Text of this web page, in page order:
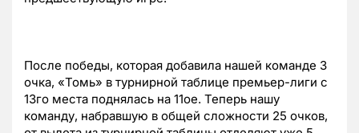
После победы, которая добавила нашей команде 3
очка, «Томь» в турнирной таблице премьер-лиги с
13го места поднялась на 11ое. Теперь нашу
команду, набравшую в общей сложности 25 очков,